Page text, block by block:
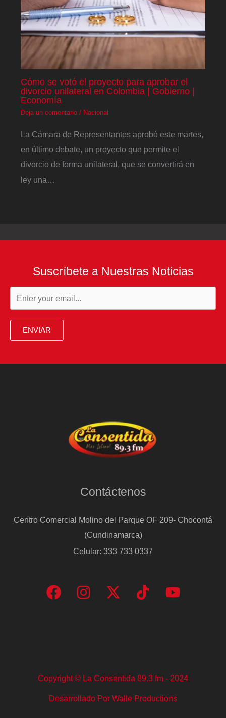
Cómo se votó el proyecto para aprobar el
divorcio unilateral en Colombia | Gobierno |
Economía
Deja un comentario / Nacional
La Cámara de Representantes aprobó este martes,
en último debate, un proyecto que permite el
divorcio de forma unilateral, que se convertirá en
ley una…
Suscríbete a Nuestras Noticias
ENVIAR
Contáctenos
Centro Comercial Molino del Parque OF 209- Chocontá
(Cundinamarca)
Celular: 333 733 0337
Copyright © La Consentida 89.3 fm - 2024
Desarrollado Por Walle Productions